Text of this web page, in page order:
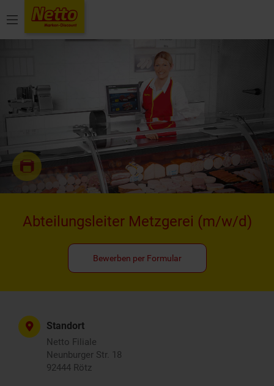
Menü
Abteilungsleiter Metzgerei (m/w/d)
Bewerben per Formular
Standort
Netto Filiale
Neunburger Str. 18
92444 Rötz